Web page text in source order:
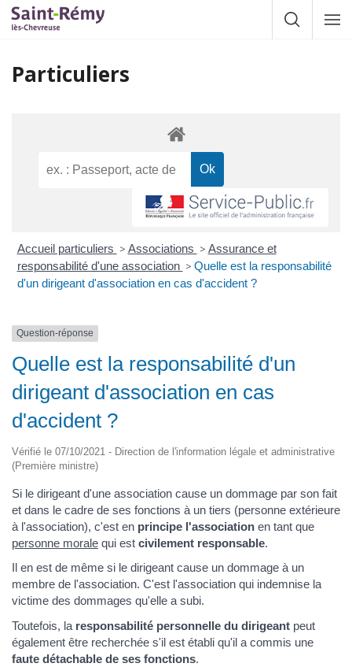
Gestion des traceurs
Afficher la
Particuliers
Accueil particuliers > Associations > Assurance et
responsabilité d'une association > Quelle est la responsabilité
d'un dirigeant d'association en cas d'accident ?
Question-réponse
Quelle est la responsabilité d'un
dirigeant d'association en cas
d'accident ?
Vérifié le 07/10/2021 - Direction de l'information légale et administrative
(Première ministre)
Si le dirigeant d'une association cause un dommage par son fait
et dans le cadre de ses fonctions à un tiers (personne extérieure
à l'association), c'est en principe l'association en tant que
personne morale qui est civilement responsable.
Il en est de même si le dirigeant cause un dommage à un
membre de l'association. C'est l'association qui indemnise la
victime des dommages qu'elle a subi.
Toutefois, la responsabilité personnelle du dirigeant peut
également être recherchée s'il est établi qu'il a commis une
faute détachable de ses fonctions.